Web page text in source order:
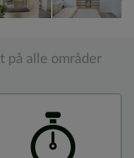
på alle områder